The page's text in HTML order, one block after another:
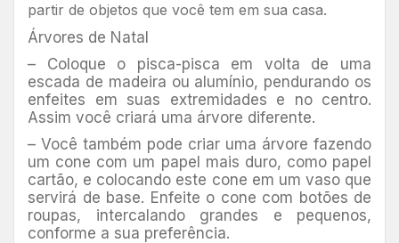
partir de objetos que você tem em sua casa.
Árvores de Natal
– Coloque o pisca-pisca em volta de uma
escada de madeira ou alumínio, pendurando os
enfeites em suas extremidades e no centro.
Assim você criará uma árvore diferente.
– Você também pode criar uma árvore fazendo
um cone com um papel mais duro, como papel
cartão, e colocando este cone em um vaso que
servirá de base. Enfeite o cone com botões de
roupas, intercalando grandes e pequenos,
conforme a sua preferência.